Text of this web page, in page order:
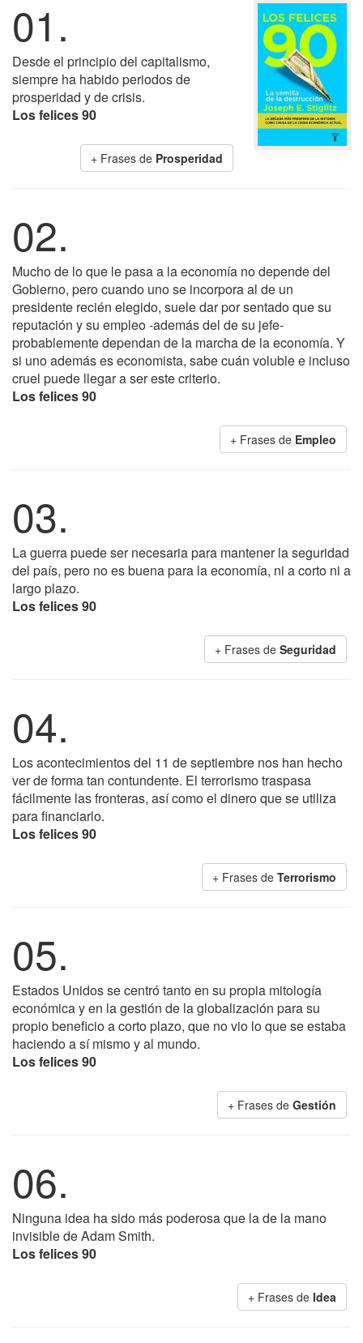
01.
Desde el principio del capitalismo,
siempre ha habido periodos de
prosperidad y de crisis.
Los felices 90
+ Frases de Prosperidad
02.
Mucho de lo que le pasa a la economía no depende del
Gobierno, pero cuando uno se incorpora al de un
presidente recién elegido, suele dar por sentado que su
reputación y su empleo -además del de su jefe-
probablemente dependan de la marcha de la economía. Y
si uno además es economista, sabe cuán voluble e incluso
cruel puede llegar a ser este criterio.
Los felices 90
+ Frases de Empleo
03.
La guerra puede ser necesaria para mantener la seguridad
del país, pero no es buena para la economía, ni a corto ni a
largo plazo.
Los felices 90
+ Frases de Seguridad
04.
Los acontecimientos del 11 de septiembre nos han hecho
ver de forma tan contundente. El terrorismo traspasa
fácilmente las fronteras, así como el dinero que se utiliza
para financiarlo.
Los felices 90
+ Frases de Terrorismo
05.
Estados Unidos se centró tanto en su propia mitología
económica y en la gestión de la globalización para su
propio beneficio a corto plazo, que no vio lo que se estaba
haciendo a sí mismo y al mundo.
Los felices 90
+ Frases de Gestión
06.
Ninguna idea ha sido más poderosa que la de la mano
invisible de Adam Smith.
Los felices 90
+ Frases de Idea